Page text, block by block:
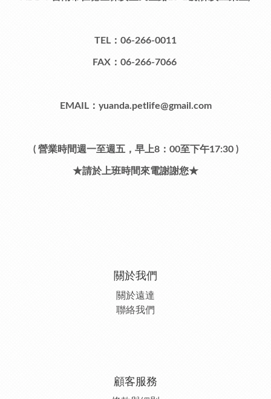
TEL：06-266-0011
FAX：06-266-7066
EMAIL：yuanda.petlife@gmail.com
( 營業時間週一至週五，早上8：00至下午17:30 )
★請於上班時間來電謝謝您★
關於我們
關於遠達
聯絡我們
顧客服務